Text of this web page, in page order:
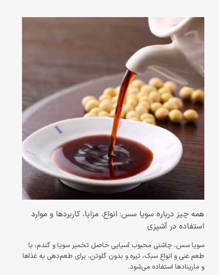
همه چیز درباره سویا سس: انواع، مزایا، کاربردها و موارد
استفاده در آشپزی
سویا سس، چاشنی محبوب آسیایی حاصل تخمیر سویا و گندم، با
طعم غنی و انواع سبک، تیره و بدون گلوتن، برای طعم‌دهی به غذاها
و مارینادها استفاده می‌شود.